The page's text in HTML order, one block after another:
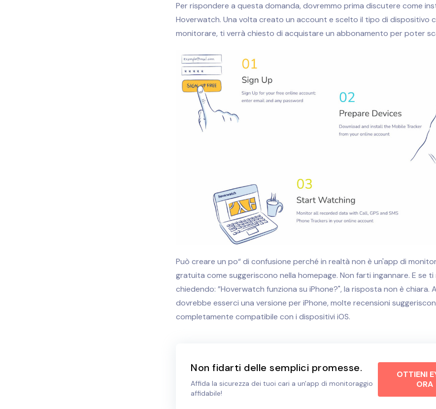
Per rispondere a questa domanda, dovremmo prima discutere come
Hoverwatch. Una volta creato un account e scelto il tipo di dispositivo
monitorare, ti verrà chiesto di acquistare un abbonamento per poter
Può creare un po“ di confusione perché in realtà non è un'app di
gratuita come suggeriscono nella homepage. Non farti ingannare. E se ti
chiedendo: ”Hoverwatch funziona su iPhone?", la risposta non è chiara.
dovrebbe esserci una versione per iPhone, molte recensioni
completamente compatibile con i dispositivi iOS.
Non fidarti delle semplici promesse.
Affida la sicurezza dei tuoi cari a un'app di monitoraggio
affidabile!
OTTIENI
ORA